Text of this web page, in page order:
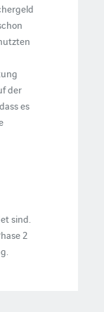
der
es
sind.
2